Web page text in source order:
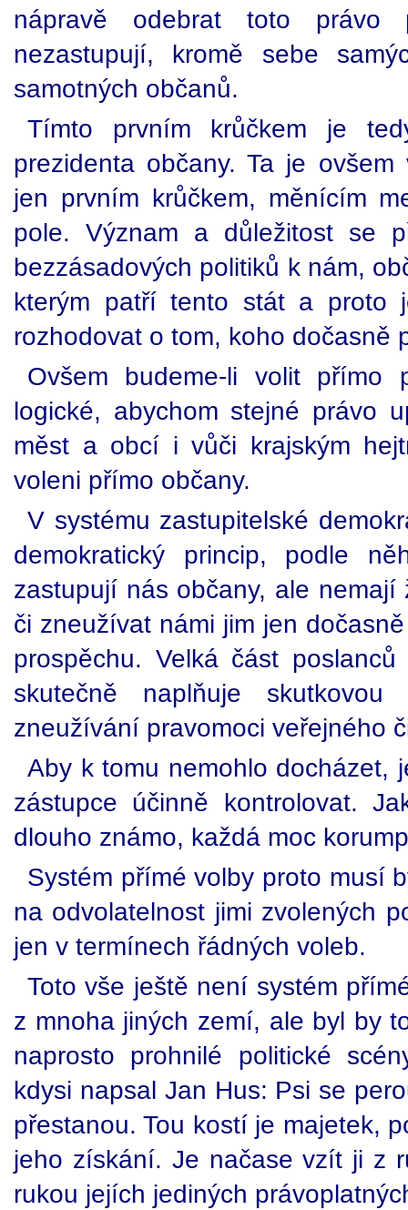
nápravě odebrat toto právo
nezastupují, kromě sebe
samotných občanů.
Tímto prvním krůčkem je
prezidenta občany. Ta je
jen prvním krůčkem, měnícím
pole. Význam a důležitost se
bezzásadových politiků k nám,
kterým patří tento stát a proto
rozhodovat o tom, koho dočasně
Ovšem budeme-li volit
logické, abychom stejné právo
měst a obcí i vůči krajským
voleni přímo občany.
V systému zastupitelské
demokratický princip, podle
zastupují nás občany, ale
či zneužívat námi jim jen
prospěchu. Velká část
skutečně naplňuje
zneužívání pravomoci veřejného
Aby k tomu nemohlo docházet,
zástupce účinně kontrolovat.
dlouho známo, každá moc
Systém přímé volby proto musí
na odvolatelnost jimi zvolených
jen v termínech řádných voleb.
Toto vše ještě není systém
z mnoha jiných zemí, ale byl by
naprosto prohnilé politické
kdysi napsal Jan Hus: Psi se
přestanou. Tou kostí je majetek,
jeho získání. Je načase vzít ji z
rukou jejích jediných